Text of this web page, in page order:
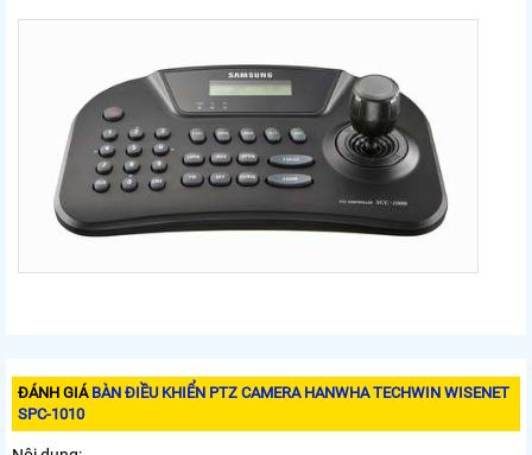
ĐÁNH GIÁ BÀN ĐIỀU KHIỂN PTZ CAMERA HANWHA TECHWIN WISENET
SPC-1010